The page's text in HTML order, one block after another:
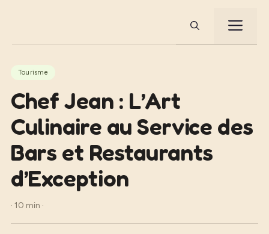
Tourisme
Chef Jean : L’Art
Culinaire au Service des
Bars et Restaurants
d’Exception
· 10 min ·